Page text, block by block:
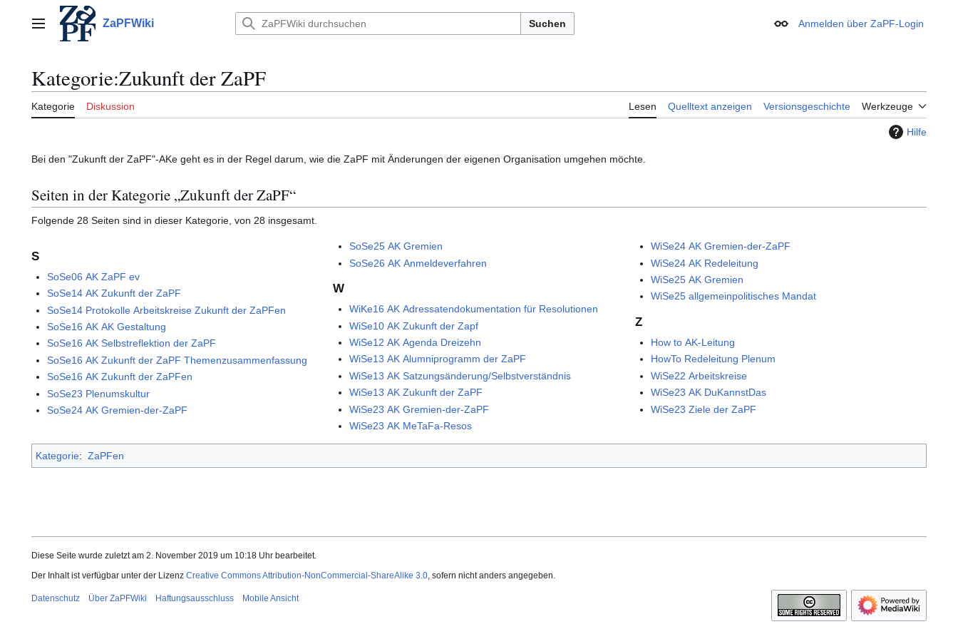
springenHauptmenü ZaPFWiki Suchen Erscheinungsbild
Anmelden über ZaPF-Login
Kategorie:Zukunft der ZaPF
Kategorie Diskussion Lesen Quelltext anzeigen Versionsgeschichte Werkzeuge
Hilfe
Bei den "Zukunft der ZaPF"-AKe geht es in der Regel darum, wie die ZaPF mit Änderungen der eigenen Organisation umgehen möchte.
Seiten in der Kategorie „Zukunft der ZaPF“
Folgende 28 Seiten sind in dieser Kategorie, von 28 insgesamt.
S
SoSe06 AK ZaPF ev
SoSe14 AK Zukunft der ZaPF
SoSe14 Protokolle Arbeitskreise Zukunft der ZaPFen
SoSe16 AK AK Gestaltung
SoSe16 AK Selbstreflektion der ZaPF
SoSe16 AK Zukunft der ZaPF Themenzusammenfassung
SoSe16 AK Zukunft der ZaPFen
SoSe23 Plenumskultur
SoSe24 AK Gremien-der-ZaPF
SoSe25 AK Gremien
SoSe26 AK Anmeldeverfahren
W
WiKe16 AK Adressatendokumentation für Resolutionen
WiSe10 AK Zukunft der Zapf
WiSe12 AK Agenda Dreizehn
WiSe13 AK Alumniprogramm der ZaPF
WiSe13 AK Satzungsänderung/Selbstverständnis
WiSe13 AK Zukunft der ZaPF
WiSe23 AK Gremien-der-ZaPF
WiSe23 AK MeTaFa-Resos
WiSe24 AK Gremien-der-ZaPF
WiSe24 AK Redeleitung
WiSe25 AK Gremien
WiSe25 allgemeinpolitisches Mandat
Z
How to AK-Leitung
HowTo Redeleitung Plenum
WiSe22 Arbeitskreise
WiSe23 AK DuKannstDas
WiSe23 Ziele der ZaPF
Kategorie: ZaPFen
Diese Seite wurde zuletzt am 2. November 2019 um 10:18 Uhr bearbeitet.
Der Inhalt ist verfügbar unter der Lizenz Creative Commons Attribution-NonCommercial-ShareAlike 3.0 , sofern nicht anders angegeben.
Datenschutz Über ZaPFWiki Haftungsausschluss Mobile Ansicht